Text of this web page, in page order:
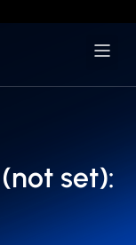
set):